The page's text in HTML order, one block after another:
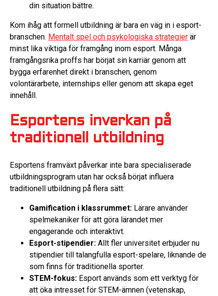
din situation bättre.
Kom ihåg att formell utbildning är bara en väg in i esport-
branschen. Mentalt spel och psykologiska strategier är
minst lika viktiga för framgång inom esport. Många
framgångsrika proffs har börjat sin karriär genom att
bygga erfarenhet direkt i branschen, genom
volontärarbete, internships eller genom att skapa eget
innehåll.
Esportens inverkan på
traditionell utbildning
Esportens framväxt påverkar inte bara specialiserade
utbildningsprogram utan har också börjat influera
traditionell utbildning på flera sätt:
Gamification i klassrummet: Lärare använder
spelmekaniker för att göra lärandet mer
engagerande och interaktivt.
Esport-stipendier: Allt fler universitet erbjuder nu
stipendier till talangfulla esport-spelare, liknande de
som finns för traditionella sporter.
STEM-fokus: Esport används som ett verktyg för
att öka intresset för STEM-ämnen (vetenskap,